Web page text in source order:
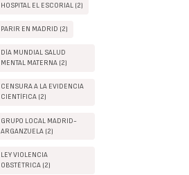
HOSPITAL EL ESCORIAL (2)
PARIR EN MADRID (2)
DÍA MUNDIAL SALUD
MENTAL MATERNA (2)
CENSURA A LA EVIDENCIA
CIENTÍFICA (2)
GRUPO LOCAL MADRID-
ARGANZUELA (2)
LEY VIOLENCIA
OBSTÉTRICA (2)